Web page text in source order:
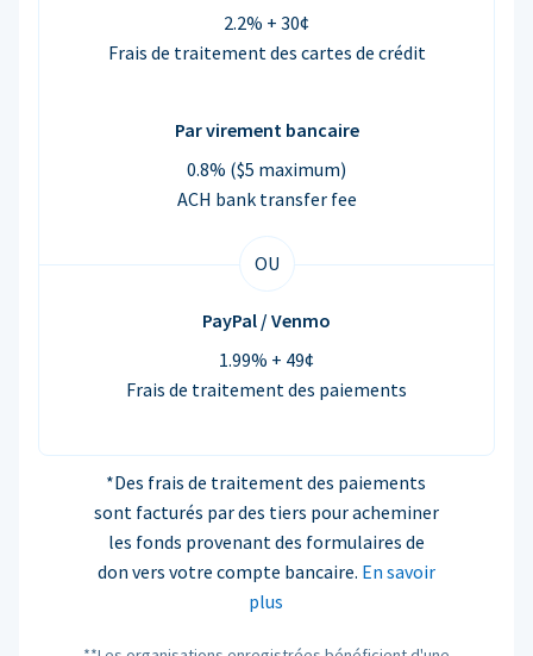
2.2% + 30¢
Frais de traitement des cartes de crédit
Par virement bancaire
0.8% ($5 maximum)
ACH bank transfer fee
OU
PayPal / Venmo
1.99% + 49¢
Frais de traitement des paiements
*Des frais de traitement des paiements
sont facturés par des tiers pour acheminer
les fonds provenant des formulaires de
don vers votre compte bancaire. En savoir
plus